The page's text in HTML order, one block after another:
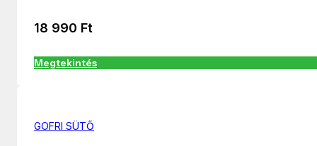
18 990 Ft
Megtekintés
GOFRI SÜTŐ